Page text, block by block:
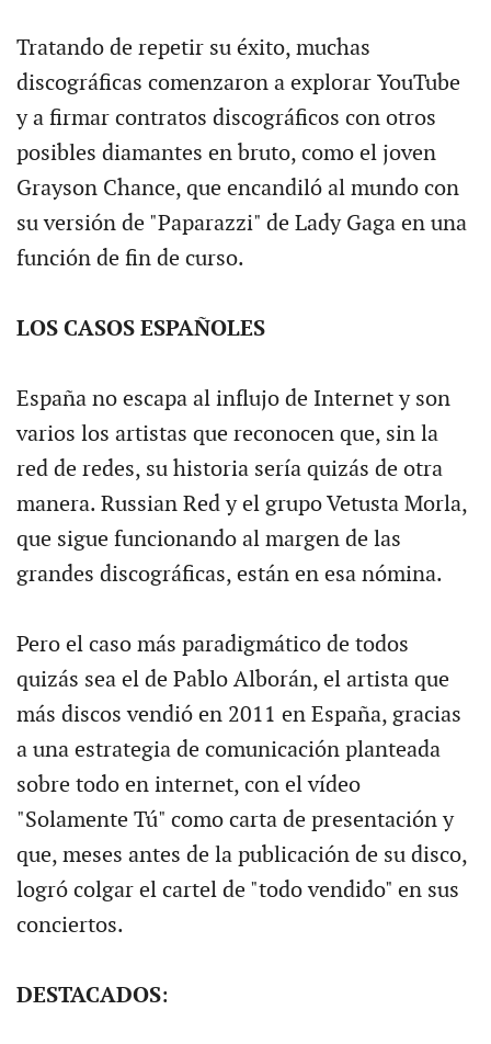
Tratando de repetir su éxito, muchas
discográficas comenzaron a explorar YouTube
y a firmar contratos discográficos con otros
posibles diamantes en bruto, como el joven
Grayson Chance, que encandiló al mundo con
su versión de "Paparazzi" de Lady Gaga en una
función de fin de curso.
LOS CASOS ESPAÑOLES
España no escapa al influjo de Internet y son
varios los artistas que reconocen que, sin la
red de redes, su historia sería quizás de otra
manera. Russian Red y el grupo Vetusta Morla,
que sigue funcionando al margen de las
grandes discográficas, están en esa nómina.
Pero el caso más paradigmático de todos
quizás sea el de Pablo Alborán, el artista que
más discos vendió en 2011 en España, gracias
a una estrategia de comunicación planteada
sobre todo en internet, con el vídeo
"Solamente Tú" como carta de presentación y
que, meses antes de la publicación de su disco,
logró colgar el cartel de "todo vendido" en sus
conciertos.
DESTACADOS: